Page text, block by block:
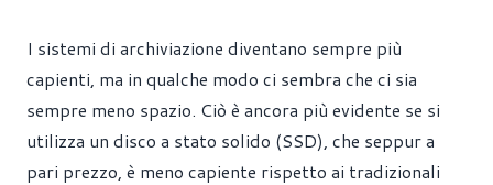
I sistemi di archiviazione diventano sempre più
capienti, ma in qualche modo ci sembra che ci sia
sempre meno spazio. Ciò è ancora più evidente se si
utilizza un disco a stato solido (SSD), che seppur a
pari prezzo, è meno capiente rispetto ai tradizionali